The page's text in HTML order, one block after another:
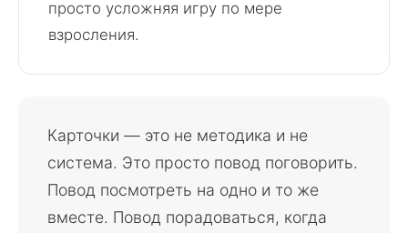
просто усложняя игру по мере
взросления.
Карточки — это не методика и не
система. Это просто повод поговорить.
Повод посмотреть на одно и то же
вместе. Повод порадоваться, когда